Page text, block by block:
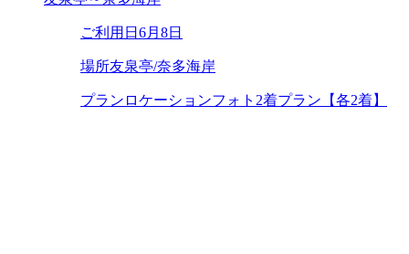
ご利用日 6月8日
場所友泉亭/奈多海岸
プラン ロケーションフォト2着プラン【各2着】